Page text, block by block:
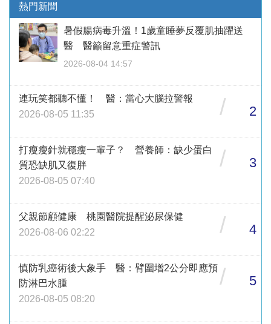
熱門新聞
暑假腸病毒升溫！1歲童睡夢反覆肌抽躍送
醫 醫籲留意重症警訊
2026-08-04 14:57
連玩笑都聽不懂！ 醫：當心大腦拉警報
2026-08-05 11:35
/ 2
打瘦瘦針就穩瘦一輩子？ 營養師：缺少蛋白
質恐缺肌又復胖
2026-08-05 07:40
/ 3
父親節顧健康 桃園醫院提醒泌尿保健
2026-08-06 02:22
/ 4
慎防乳癌術後大象手 醫：臂圍增2公分即應預
防淋巴水腫
2026-08-05 08:20
/ 5